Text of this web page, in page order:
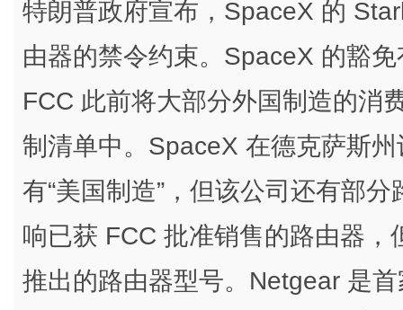
特朗普政府宣布，SpaceX 的
由器的禁令约束。SpaceX 的豁
FCC 此前将大部分外国制造的消
制清单中。SpaceX 在德克萨斯
有“美国制造”，但该公司还有部
响已获 FCC 批准销售的路由器
推出的路由器型号。Netgear 是